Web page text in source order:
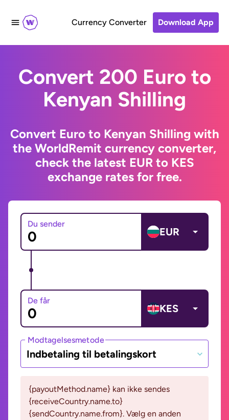
Currency Converter Download App
Convert 200 Euro to
Kenyan Shilling
Convert Euro to Kenyan Shilling with
the WorldRemit currency converter,
check the latest EUR to KES
exchange rates for free.
Du sender
EUR
De får
KES
Modtagelsesmetode
Indbetaling til betalingskort
{payoutMethod.name} kan ikke sendes
{receiveCountry.name.to}
{sendCountry.name.from}. Vælg en anden